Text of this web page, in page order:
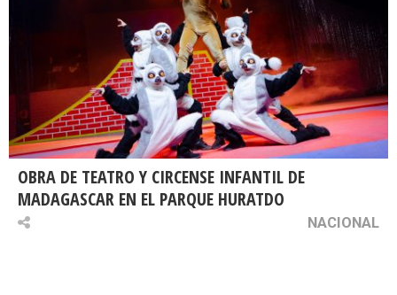
OBRA DE TEATRO Y CIRCENSE INFANTIL DE
MADAGASCAR EN EL PARQUE HURATDO
NACIONAL